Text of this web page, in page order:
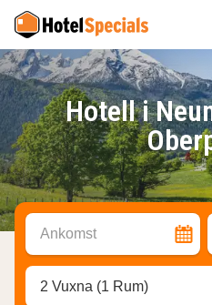
Hotell i
Ankomst
2 Vuxna (1 Rum)